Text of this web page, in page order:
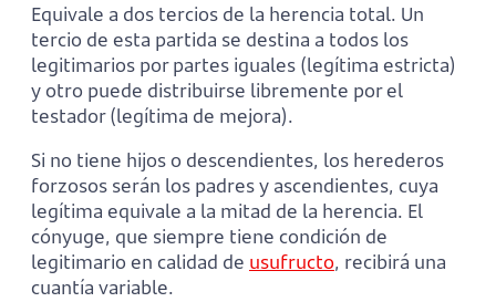
Equivale a dos tercios de la herencia total. Un
tercio de esta partida se destina a todos los
legitimarios por partes iguales (legítima estricta)
y otro puede distribuirse libremente por el
testador (legítima de mejora).
Si no tiene hijos o descendientes, los herederos
forzosos serán los padres y ascendientes, cuya
legítima equivale a la mitad de la herencia. El
cónyuge, que siempre tiene condición de
legitimario en calidad de usufructo, recibirá una
cuantía variable.